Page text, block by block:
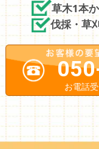
草木1本
伐採・草
お電話